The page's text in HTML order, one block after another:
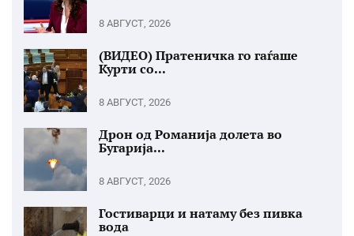
8 АВГУСТ, 2026
(ВИДЕО) Пратеничка го гаѓаше
Курти со...
8 АВГУСТ, 2026
Дрон од Романија долета во
Бугарија...
8 АВГУСТ, 2026
Гостиварци и натаму без пивка
вода